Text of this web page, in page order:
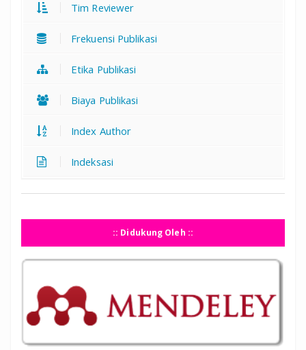
Tim Reviewer
Frekuensi Publikasi
Etika Publikasi
Biaya Publikasi
Index Author
Indeksasi
:: Didukung Oleh ::